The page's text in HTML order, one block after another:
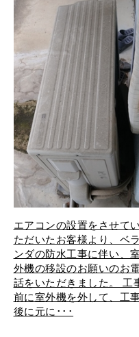
ご本人の照会
お客さまがご本人の個人
希望される場合には、ご
させていただきます。
法令、規範の遵守
当店は、保有する個人情
令、その他規範を遵守す
適宜見直し、その改善に
エアコンの設置をさせてい
ただいたお客様より、ベラ
ンダの防水工事に伴い、室
外機の移設のお願いのお
話をいただきました。 工
前に室外機を外して、工
後に元に･･･